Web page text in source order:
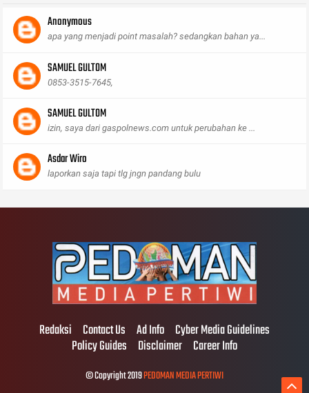
Anonymous
apa yang menjadi point masalah? sedangkan bahan ya...
SAMUEL GULTOM
0853-3515-7645,
SAMUEL GULTOM
izin, saya dari gaspolnews.com untuk perubahan ke ...
Asdar Wiro
laporkan saja tapi tlg jngn pandang bulu
Redaksi Contact Us Ad Info Cyber Media Guidelines
Policy Guides Disclaimer Career Info
© Copyright 2019PEDOMAN MEDIA PERTIWI